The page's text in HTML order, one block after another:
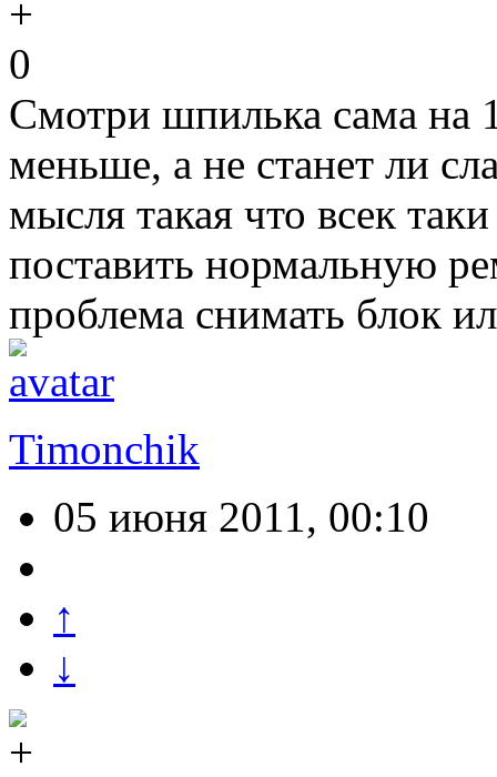
0
Смотри шпилька сама на
меньше, а не станет ли
мысля такая что всек
поставить нормальную
проблема снимать блок
Timonchik
05 июня 2011, 00:10
↑
↓